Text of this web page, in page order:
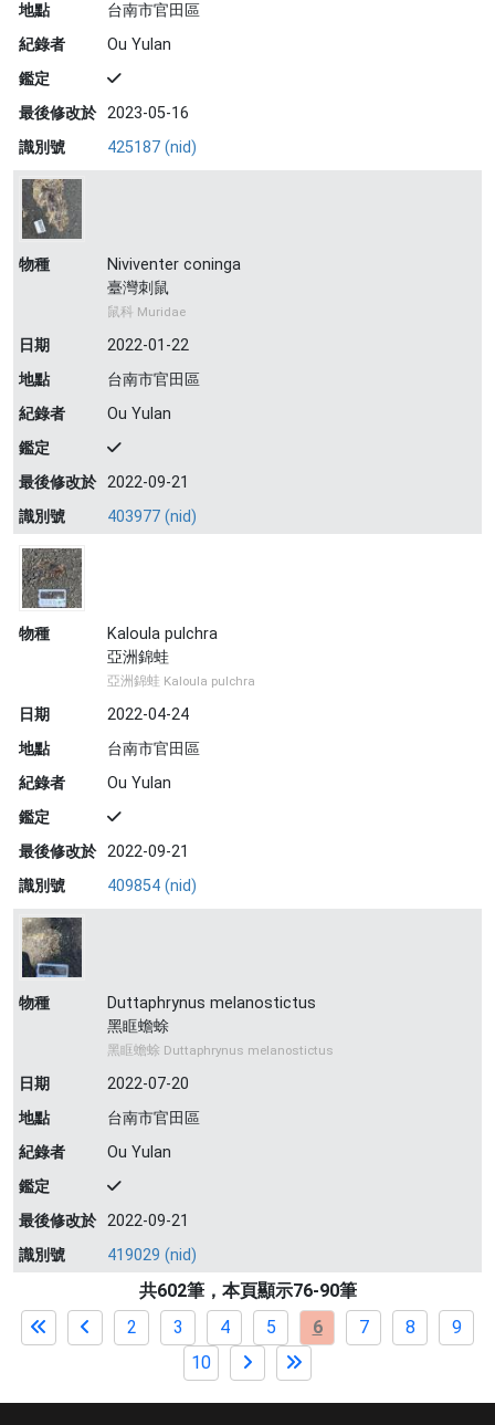
地點
台南市官田區
紀錄者
Ou Yulan
鑑定
最後修改於 2023-05-16
識別號
425187 (nid)
物種
Niviventer coninga
臺灣刺鼠
鼠科 Muridae
日期
2022-01-22
地點
台南市官田區
紀錄者
Ou Yulan
鑑定
最後修改於 2022-09-21
識別號
403977 (nid)
物種
Kaloula pulchra
亞洲錦蛙
亞洲錦蛙 Kaloula pulchra
日期
2022-04-24
地點
台南市官田區
紀錄者
Ou Yulan
鑑定
最後修改於 2022-09-21
識別號
409854 (nid)
物種
Duttaphrynus melanostictus
黑眶蟾蜍
黑眶蟾蜍 Duttaphrynus melanostictus
日期
2022-07-20
地點
台南市官田區
紀錄者
Ou Yulan
鑑定
最後修改於 2022-09-21
識別號
419029 (nid)
共602筆，本頁顯示76-90筆
2
3 4 5 6 7 8
9
10